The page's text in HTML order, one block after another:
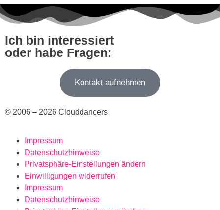
Ich bin interessiert
oder habe Fragen:
Kontakt aufnehmen
© 2006 – 2026 Clouddancers
Impressum
Datenschutzhinweise
Privatsphäre-Einstellungen ändern
Einwilligungen widerrufen
Impressum
Datenschutzhinweise